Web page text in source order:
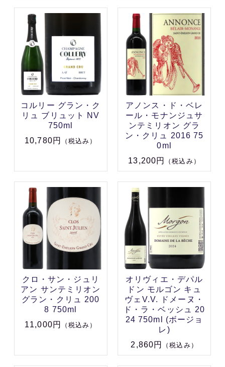
コルリー グラン・ク
リュ ブリュット NV
750ml
10,780円
（税込み）
アノンス・ド・ベレ
ール・モナンジュサ
ンテミリオン グラ
ン・クリュ 2016 75
0ml
13,200円
（税込み）
クロ・サン・ジュリ
アン サンテミリオン
グラン・クリュ 200
8 750ml
11,000円
（税込み）
オリヴィエ・デパル
ドン モルゴン キュ
ヴェV.V. ドメーヌ・
ド・ラ・ベッシュ 20
24 750ml (ボージョ
レ)
2,860円
（税込み）